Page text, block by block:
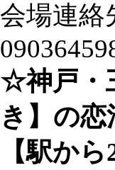
会場連絡
☆神戸・
き】の恋
【駅か